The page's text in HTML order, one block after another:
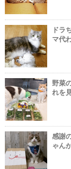
ドラ
マ代
野菜
れを
感謝
ゃん